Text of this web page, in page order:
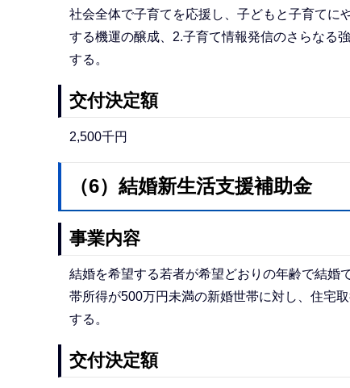
社会全体で子育てを応援し、子どもと子育てに
する機運の醸成、2.子育て情報発信のさらなる
する。
交付決定額
2,500千円
（6）結婚新生活支援補助金
事業内容
結婚を希望する若者が希望どおりの年齢で結婚
帯所得が500万円未満の新婚世帯に対し、住宅
する。
交付決定額